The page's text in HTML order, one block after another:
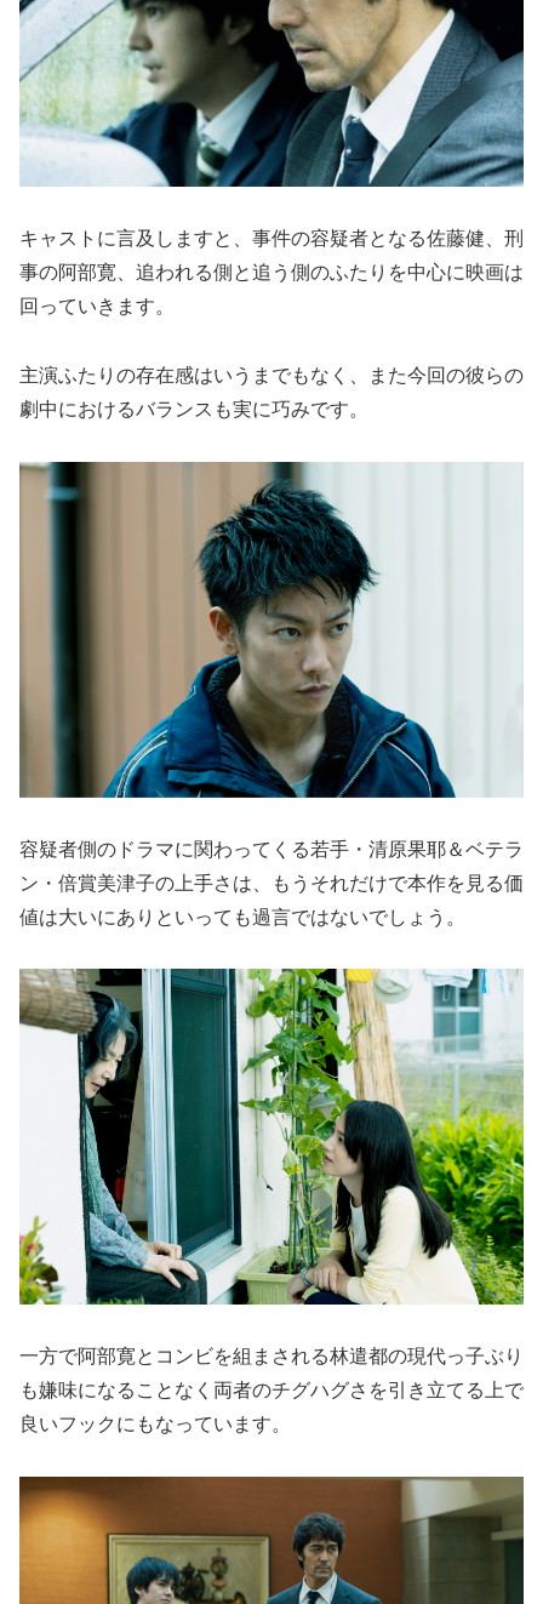
キャストに言及しますと、事件の容疑者となる佐藤健、刑
事の阿部寛、追われる側と追う側のふたりを中心に映画は
回っていきます。
主演ふたりの存在感はいうまでもなく、また今回の彼らの
劇中におけるバランスも実に巧みです。
容疑者側のドラマに関わってくる若手・清原果耶＆ベテラ
ン・倍賞美津子の上手さは、もうそれだけで本作を見る価
値は大いにありといっても過言ではないでしょう。
一方で阿部寛とコンビを組まされる林遣都の現代っ子ぶり
も嫌味になることなく両者のチグハグさを引き立てる上で
良いフックにもなっています。